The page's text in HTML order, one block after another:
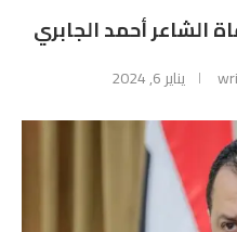
الشاعر أحمد الجابري
يناير 6, 2024